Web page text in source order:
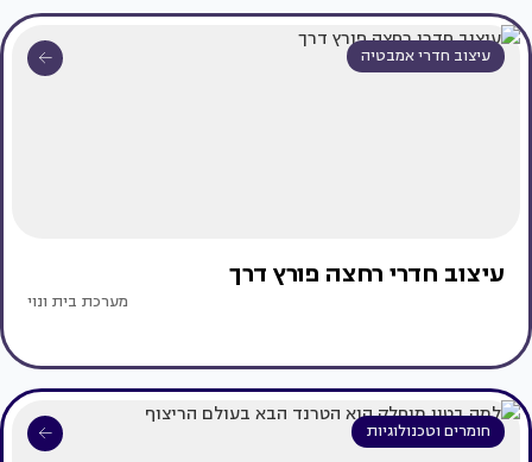
עיצוב חדרי אמבטיה
עיצוב חדרי רחצה פורץ דרך
מערכת בית ונוי
חומרים וטכנולוגיות